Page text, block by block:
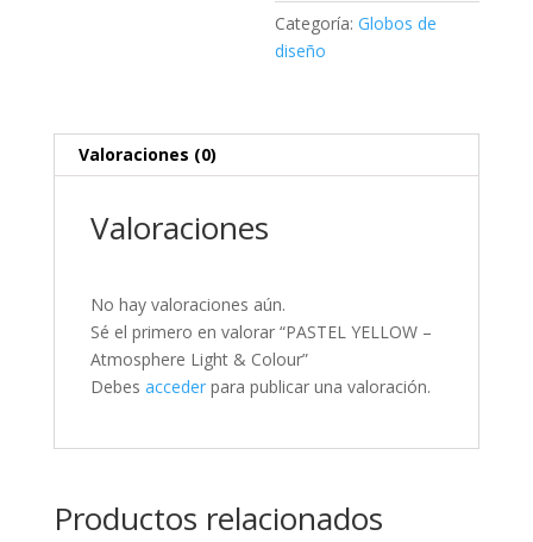
Categoría:Globos de
diseño
Valoraciones (0)
Valoraciones
No hay valoraciones aún.
Sé el primero en valorar “PASTEL YELLOW –
Atmosphere Light & Colour”
Debes accederpara publicar una valoración.
Productos relacionados